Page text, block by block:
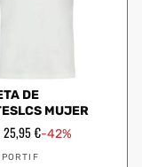
DE
MUJER
Precio
oferta
25,95 €-42%